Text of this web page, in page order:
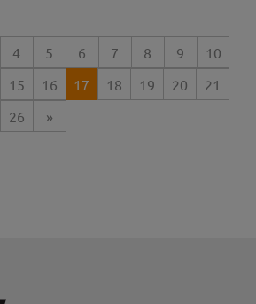
4 5 6 7 8 9
10
15 16 17 18 19 20
21
26 »